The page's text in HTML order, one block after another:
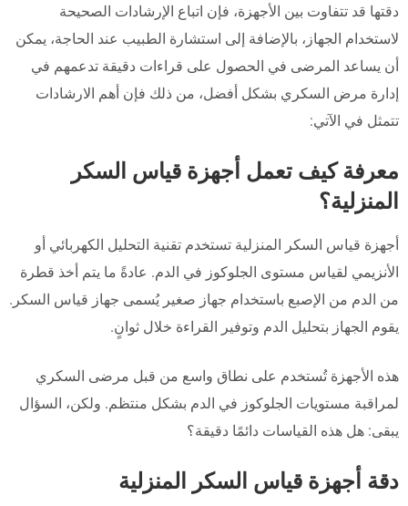
دقتها قد تتفاوت بين الأجهزة، فإن اتباع الإرشادات الصحيحة
لاستخدام الجهاز، بالإضافة إلى استشارة الطبيب عند الحاجة، يمكن
أن يساعد المرضى في الحصول على قراءات دقيقة تدعمهم في
إدارة مرض السكري بشكل أفضل، من ذلك فإن أهم الارشادات
تتمثل في الآتي:
معرفة كيف تعمل أجهزة قياس السكر
المنزلية؟
أجهزة قياس السكر المنزلية تستخدم تقنية التحليل الكهربائي أو
الأنزيمي لقياس مستوى الجلوكوز في الدم. عادةً ما يتم أخذ قطرة
من الدم من الإصبع باستخدام جهاز صغير يُسمى جهاز قياس السكر.
يقوم الجهاز بتحليل الدم وتوفير القراءة خلال ثوانٍ.
هذه الأجهزة تُستخدم على نطاق واسع من قبل مرضى السكري
لمراقبة مستويات الجلوكوز في الدم بشكل منتظم. ولكن، السؤال
يبقى: هل هذه القياسات دائمًا دقيقة؟
دقة أجهزة قياس السكر المنزلية